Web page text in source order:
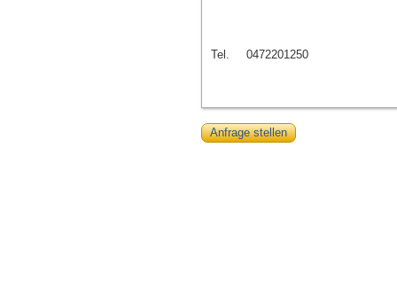
Tel. 0472201250
Anfrage stellen